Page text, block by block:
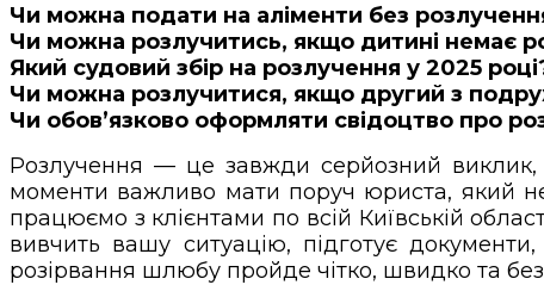
Чи можна подати на аліменти без
Чи можна розлучитись, якщо дитині немає
Який судовий збір на розлучення у 2025
Чи можна розлучитися, якщо другий з
Чи обов’язково оформляти свідоцтво про
Розлучення — це завжди серйозний виклик,
моменти важливо мати поруч юриста, який
працюємо з клієнтами по всій Київській
вивчить вашу ситуацію, підготує
розірвання шлюбу пройде чітко, швидко та